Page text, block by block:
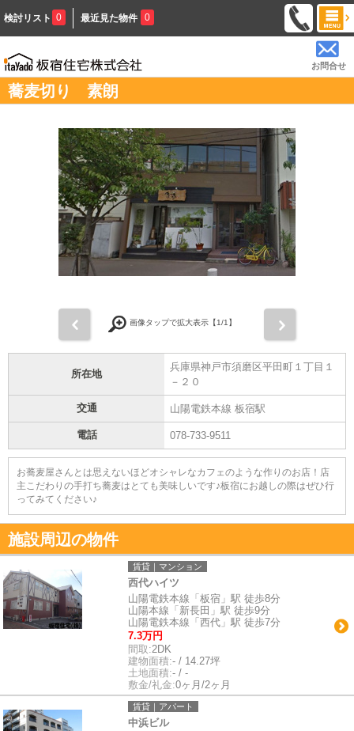
検討リスト 0 最近見た物件 0
お問合せ
蕎麦切り 素朗
画像タップで拡大表示【1/1】
所在地
兵庫県神戸市須磨区平田町１丁目１
－２０
交通 山陽電鉄本線 板宿駅
電話 078-733-9511
お蕎麦屋さんとは思えないほどオシャレなカフェのような作りのお店！店
主こだわりの手打ち蕎麦はとても美味しいです♪板宿にお越しの際はぜひ行
ってみてください♪
施設周辺の物件
賃貸｜マンション
西代ハイツ
山陽電鉄本線「板宿」駅 徒歩8分
山陽本線「新長田」駅 徒歩9分
山陽電鉄本線「西代」駅 徒歩7分
7.3万円
間取:2DK
建物面積:- / 14.27坪
土地面積:- / -
敷金/礼金:0ヶ月/2ヶ月
賃貸｜アパート
中浜ビル